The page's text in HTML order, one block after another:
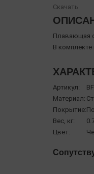
Скачать
Плавающая
В комплекте
Артикул:
Материал:
Покрытие:
Вес, кг:
Цвет: